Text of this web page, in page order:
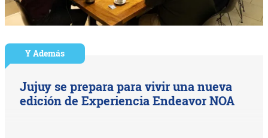
Y Además
Jujuy se prepara para vivir una nueva
edición de Experiencia Endeavor NOA